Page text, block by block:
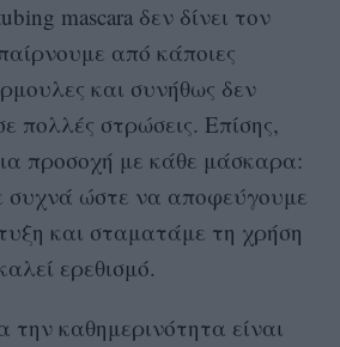
mascara δεν δίνει τον
από κάποιες
και συνήθως δεν
πολλές στρώσεις. Επίσης,
προσοχή με κάθε μάσκαρα:
συχνά ώστε να αποφεύγουμε
και σταματάμε τη χρήση
ερεθισμό.
καθημερινότητα είναι